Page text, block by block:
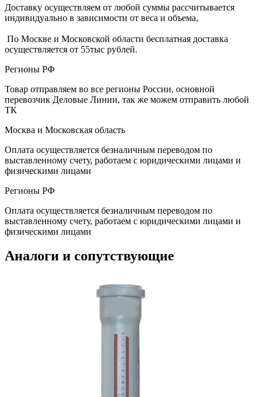
Доставку осуществляем от любой суммы рассчитывается
индивидуально в зависимости от веса и объема,
По Москве и Московской области бесплатная доставка
осуществляется от 55тыс рублей.
Регионы РФ
Товар отправляем во все регионы России, основной
перевозчик Деловые Линии, так же можем отправить любой
ТК
Москва и Московская область
Оплата осуществляется безналичным переводом по
выставленному счету, работаем с юридическими лицами и
физическими лицами
Регионы РФ
Оплата осуществляется безналичным переводом по
выставленному счету, работаем с юридическими лицами и
физическими лицами
Аналоги и сопутствующие